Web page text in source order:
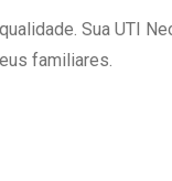
Ambulatório
Sua UTI
familiares.